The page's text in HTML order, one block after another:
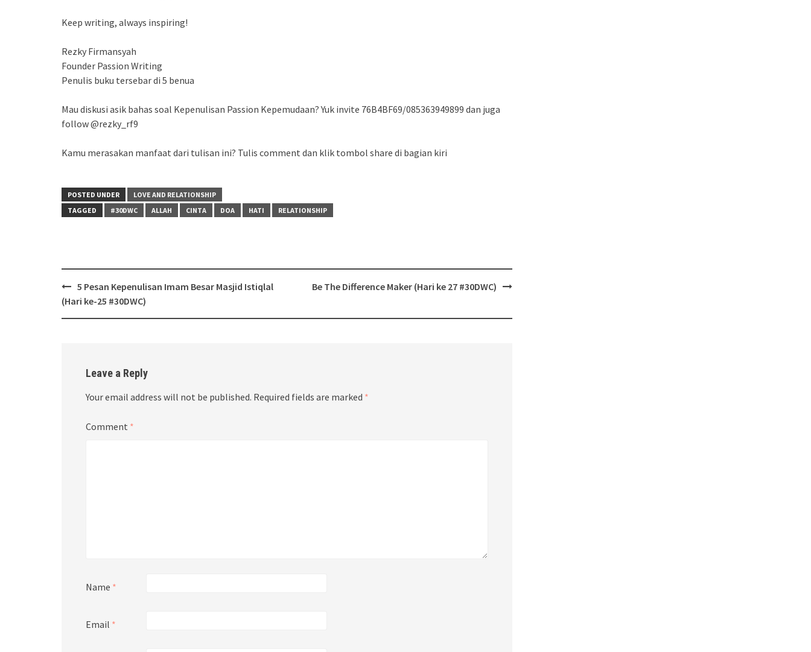
Keep writing, always inspiring!
Rezky Firmansyah
Founder Passion Writing
Penulis buku tersebar di 5 benua
Mau diskusi asik bahas soal Kepenulisan Passion Kepemudaan? Yuk invite 76B4BF69/085363949899 dan juga
follow @rezky_rf9
Kamu merasakan manfaat dari tulisan ini? Tulis comment dan klik tombol share di bagian kiri
POSTED UNDER
LOVE AND RELATIONSHIP
TAGGED
#30DWC ALLAH CINTA DOA HATI RELATIONSHIP
Post
navigation
5 Pesan Kepenulisan Imam Besar Masjid Istiqlal
(Hari ke-25 #30DWC)
Be The Difference Maker (Hari ke 27 #30DWC)
Leave a Reply
Your email address will not be published. Required fields are marked *
Comment *
Name *
Email *